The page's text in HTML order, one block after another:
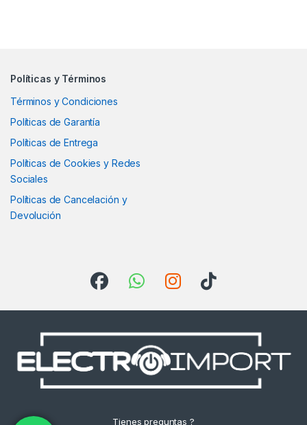
Políticas y Términos
Términos y Condiciones
Políticas de Garantía
Políticas de Entrega
Políticas de Cookies y Redes
Sociales
Políticas de Cancelación y
Devolución
Tienes preguntas ?